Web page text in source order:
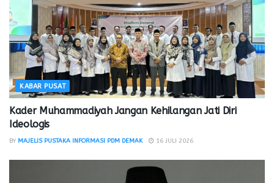
KABAR PUSAT
Kader Muhammadiyah Jangan Kehilangan Jati Diri
Ideologis
BY MAJELIS PUSTAKA INFORMASI PDM DEMAK 16 JULI 2026